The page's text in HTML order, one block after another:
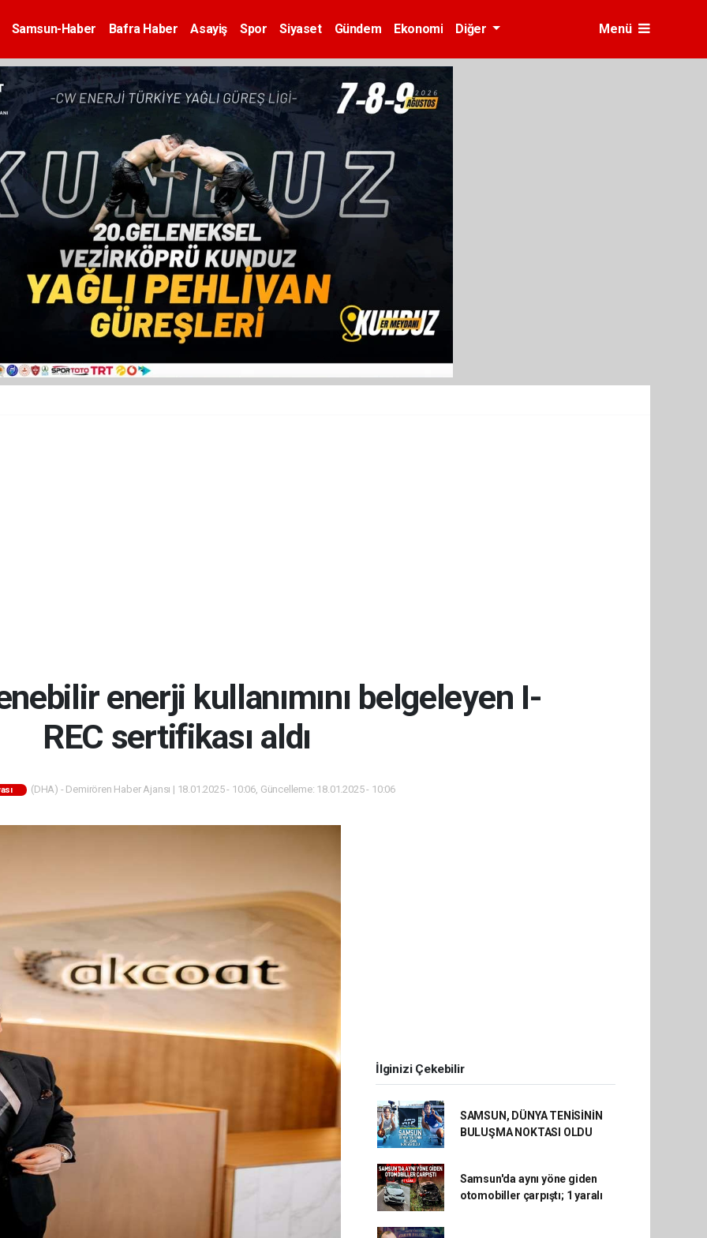
Samsun-Haber Bafra Haber Asayiş Spor Siyaset Gündem Ekonomi Diğer Menü
enerji kullanımını belgeleyen I-
REC sertifikası aldı
(DHA) - Demirören Haber Ajansı | 18.01.2025 - 10:06, Güncelleme: 18.01.2025 - 10:06
İlginizi Çekebilir
SAMSUN, DÜNYA TENİSİNİN
BULUŞMA NOKTASI OLDU
Samsun'da aynı yöne giden
otomobiller çarpıştı; 1 yaralı